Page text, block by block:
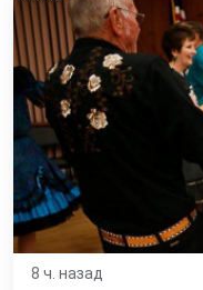
8 ч. назад